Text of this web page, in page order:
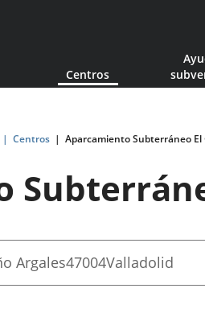
Centros
Centros Aparcamiento Subterráneo
Argales47004Valladolid